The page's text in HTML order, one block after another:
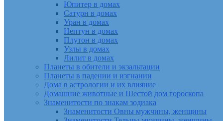
Юпитер в домах
Сатурн в домах
Уран в домах
Нептун в домах
Плутон в домах
Узлы в домах
Лилит в домах
Планеты в обители и экзальтации
Планеты в падении и изгнании
Дома в астрологии и их влияние
Домашние животные и Шестой дом гороскопа
Знаменитости по знакам зодиака
Знаменитости Овны мужчины, женщины